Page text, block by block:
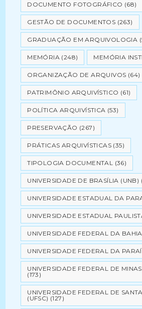
DOCUMENTO FOTOGRÁFICO (68)
GESTÃO DE DOCUMENTOS (263)
GRADUAÇÃO EM ARQUIVOLOGIA
MEMÓRIA (248) MEMÓRIA
ORGANIZAÇÃO DE ARQUIVOS (64)
PATRIMÔNIO ARQUIVÍSTICO (61)
POLÍTICA ARQUIVÍSTICA (53)
PRESERVAÇÃO (267)
PRÁTICAS ARQUIVÍSTICAS (35)
TIPOLOGIA DOCUMENTAL (36)
UNIVERSIDADE DE BRASÍLIA (UNB)
UNIVERSIDADE ESTADUAL DA
UNIVERSIDADE ESTADUAL
UNIVERSIDADE FEDERAL DA
UNIVERSIDADE FEDERAL DA
UNIVERSIDADE FEDERAL DE
(173)
UNIVERSIDADE FEDERAL DE
(UFSC) (127)